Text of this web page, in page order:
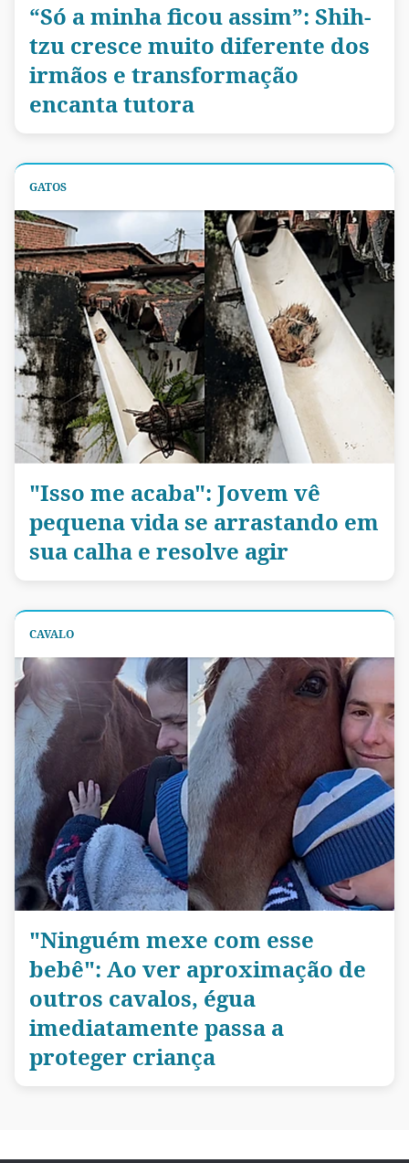
“Só a minha ficou assim”: Shih-
tzu cresce muito diferente dos
irmãos e transformação
encanta tutora
GATOS
"Isso me acaba": Jovem vê
pequena vida se arrastando em
sua calha e resolve agir
CAVALO
"Ninguém mexe com esse
bebê": Ao ver aproximação de
outros cavalos, égua
imediatamente passa a
proteger criança